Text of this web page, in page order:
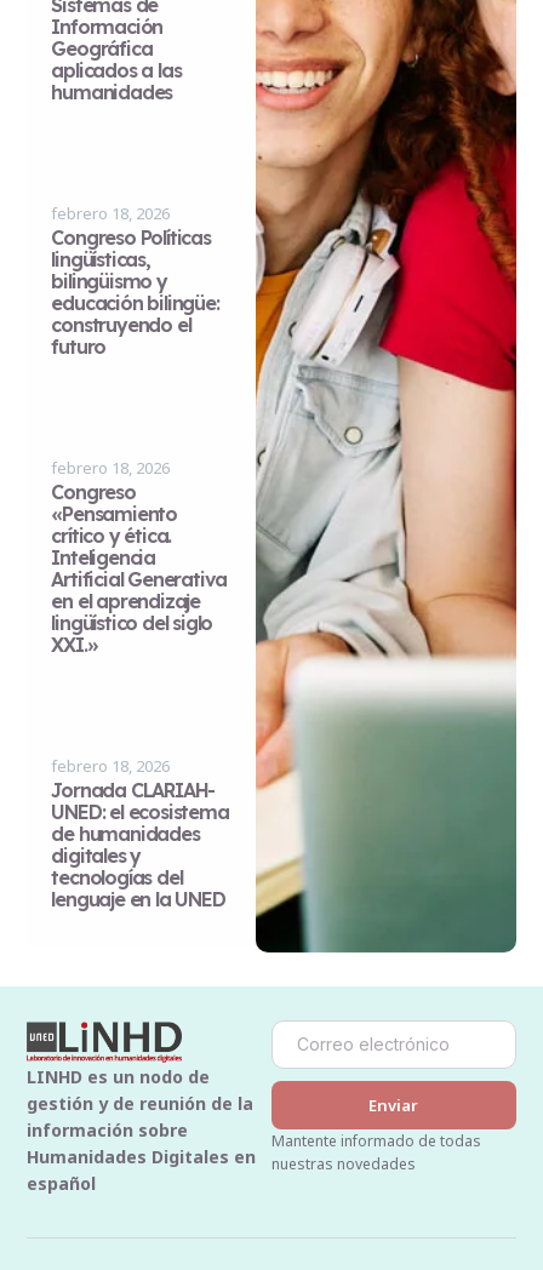
Información
Geográfica
aplicados a las
humanidades
febrero 18, 2026
Congreso Políticas
lingüísticas,
bilingüismo y
educación bilingüe:
construyendo el
futuro
febrero 18, 2026
Congreso
«Pensamiento
crítico y ética.
Inteligencia
Artificial Generativa
en el aprendizaje
lingüístico del siglo
XXI.»
febrero 18, 2026
Jornada CLARIAH-
UNED: el ecosistema
de humanidades
digitales y
tecnologías del
lenguaje en la UNED
LINHD es un nodo de
gestión y de reunión de la
información sobre
Humanidades Digitales en
español
Enviar
Mantente informado de todas
nuestras novedades